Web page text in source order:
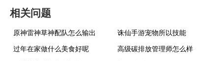
相关问题
原神雷神草神配队怎么输出
诛仙手游宠物所以技能
过年在家做什么美食好呢
高级碳排放管理师怎么样